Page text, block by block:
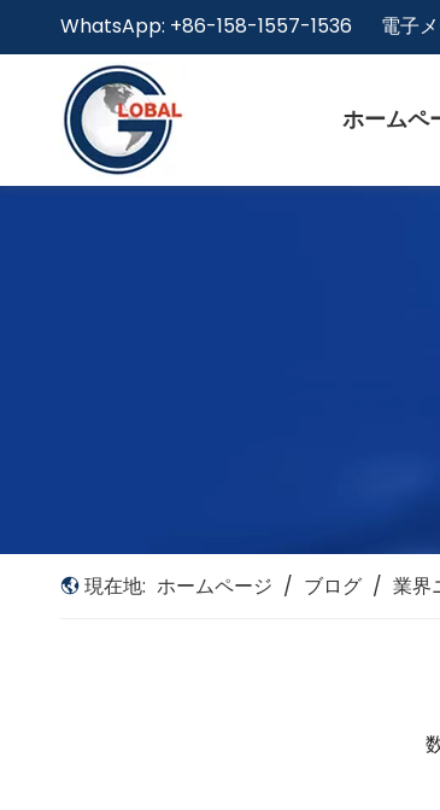
WhatsApp: +86-158-1557-1536 電子メ
ホームペ
現在地: ホームページ / ブログ / 業界